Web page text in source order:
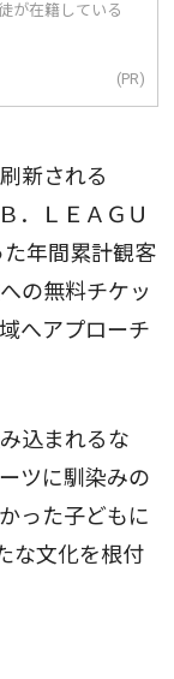
が在籍している
(PR)
新される
．ＬＥＡＧＵ
年間累計観客
の無料チケッ
へアプローチ
込まれるな
ツに馴染みの
った子どもに
な文化を根付